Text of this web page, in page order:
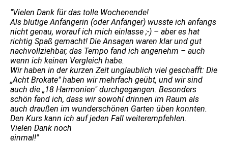
"Vielen Dank für das tolle Wochenende!
Als blutige Anfängerin (oder Anfänger) wusste ich anfangs
nicht genau, worauf ich mich einlasse ;-) – aber es hat
richtig Spaß gemacht! Die Ansagen waren klar und gut
nachvollziehbar, das Tempo fand ich angenehm – auch
wenn ich keinen Vergleich habe.
Wir haben in der kurzen Zeit unglaublich viel geschafft: Die
„Acht Brokate" haben wir mehrfach geübt, und wir sind
auch die „18 Harmonien" durchgegangen. Besonders
schön fand ich, dass wir sowohl drinnen im Raum als
auch draußen im wunderschönen Garten üben konnten.
Den Kurs kann ich auf jeden Fall weiterempfehlen.
Vielen Dank noch
einmal!"